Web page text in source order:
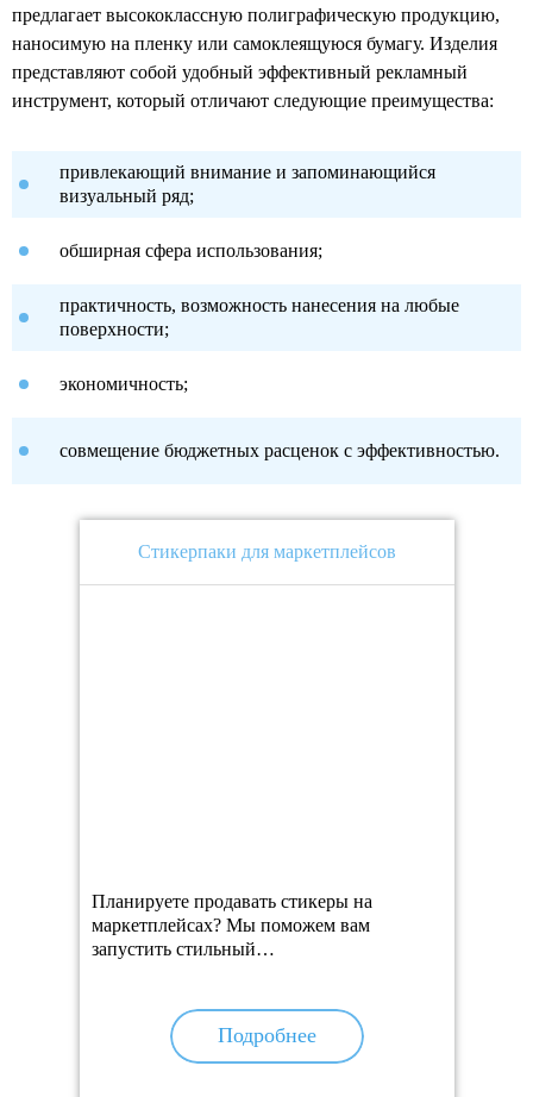
предлагает высококлассную полиграфическую продукцию,
наносимую на пленку или самоклеящуюся бумагу. Изделия
представляют собой удобный эффективный рекламный
инструмент, который отличают следующие преимущества:
привлекающий внимание и запоминающийся
визуальный ряд;
обширная сфера использования;
практичность, возможность нанесения на любые
поверхности;
экономичность;
совмещение бюджетных расценок с эффективностью.
Стикерпаки для маркетплейсов
Планируете продавать стикеры на
маркетплейсах? Мы поможем вам
запустить стильный…
Подробнее